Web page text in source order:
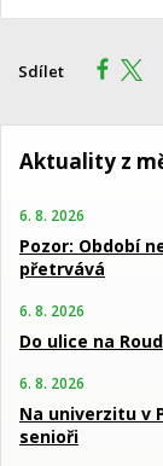
Sdílet
Aktuality z
6. 8. 2026
Pozor: Období
přetrvává
6. 8. 2026
Do ulice na
6. 8. 2026
Na univerzitu v
senioři